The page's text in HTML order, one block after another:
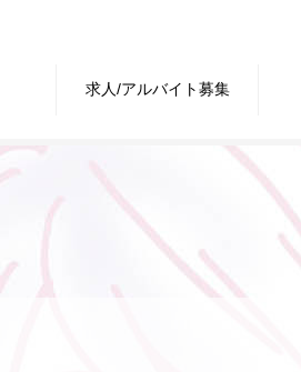
求人/アルバイト募集